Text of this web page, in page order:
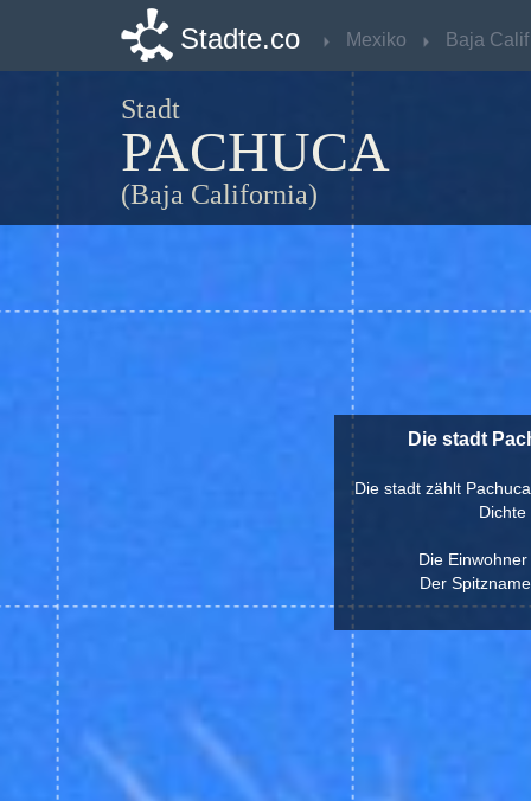
Stadte.co Mexiko
Stadt
PACHUCA
(Baja California)
Die stadt
Die stadt zählt
Die
Der
Stadte.co Mexiko